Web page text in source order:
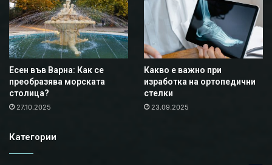
Есен във Варна: Как се
преобразява морската
столица?
27.10.2025
Какво е важно при
изработка на ортопедични
стелки
23.09.2025
Категории